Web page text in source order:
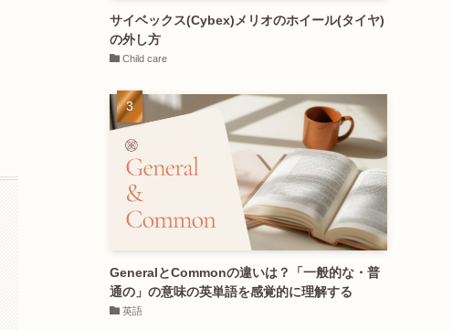
サイベックス(Cybex)メリオのホイール(タイヤ)
の外し方
Child care
GeneralとCommonの違いは？「一般的な・普
通の」の意味の英単語を感覚的に理解する
英語